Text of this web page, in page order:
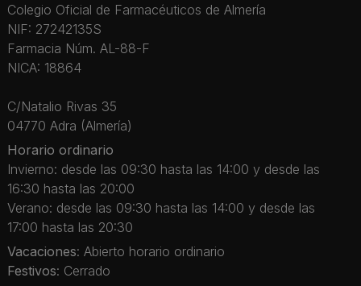
Colegio Oficial de Farmacéuticos de Almería
NIF: 27242135S
Farmacia Núm. AL-88-F
NICA: 18864
C/Natalio Rivas 35
04770 Adra (Almería)
Horario ordinario
Invierno: desde las 09:30 hasta las 14:00 y desde las
16:30 hasta las 20:00
Verano: desde las 09:30 hasta las 14:00 y desde las
17:00 hasta las 20:30
Vacaciones: Abierto horario ordinario
Festivos: Cerrado